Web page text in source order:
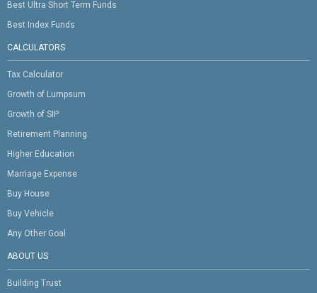
Best Ultra Short Term Funds
Best Index Funds
CALCULATORS
Tax Calculator
Growth of Lumpsum
Growth of SIP
Retirement Planning
Higher Education
Marriage Expense
Buy House
Buy Vehicle
Any Other Goal
ABOUT US
Building Trust